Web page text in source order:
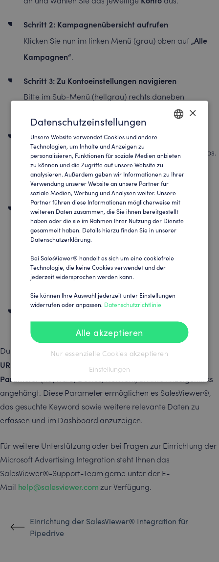
Schritt 2: Kampagnenübersicht aufrufen
Klicken Sie nun im linken Menü (grau) oben auf„Alle
Kampagnen“.
Schritt 3: Zu Kontoeinstellungen navigieren
Bitte im Sub-Menü (hellgrau) rechts daneben
Schritt 4: Tracking-Einstellungen bearbeiten
Es öffnen sich alle Einstellungen des jeweiligen Kontos.
In dieser Übersicht oben auf den Tab„Optionen auf
Kontoebene“klicken.
Schritt 5: Tracking-Vorlage hinterlegen
Bitte tragen Sie nun folgenden Paramater in das
Feld„Vorlage für die Nachverfolgung“
{lpurl}?keyword={Keyword}&device=
Schritt 6: Einstellungen speichern
Speichern Sie die Einstellungen.
Durch diese Tracking-Vorlage werden IhreAnzeigen-
URLs
nicht verändert. Es werden lediglich 3
Parameter
(Keyword, Device, Network) an Ihre Anzeigenlinks
angehängt. Diese Parameter ermöglichen es SalesViewer®,
das gesuchte Keyword sowie weitere relevante Daten zu
erfassen und im Dashboard anzuzeigen.
Für weitere Unterstützung oder bei Fragen zur Einrichtung der
Microsoft Advertising Integration steht Ihnen das
SalesViewer®-Support-Team gerne unter der E-
Mail help@salesviewer.comzur Verfügung.
Einrichtung der SalesViewer® Integration für
Pipedrive
GERMAN
×
Datenschutzeinstellungen
Unsere Website verwendet Cookies und andere
Technologien, um Inhalte und Anzeigen zu
personalisieren, Funktionen für soziale Medien anbieten
zu können und die Zugriffe auf unsere Website zu
analysieren. Außerdem geben wir Informationen zu Ihrer
Verwendung unserer Website an unsere Partner für
soziale Medien, Werbung und Analysen weiter. Unsere
Partner führen diese Informationen möglicherweise mit
weiteren Daten zusammen, die Sie ihnen bereitgestellt
haben oder die sie im Rahmen Ihrer Nutzung der Dienste
gesammelt haben. Details hierzu finden Sie in unserer
Datenschutzerklärung.
Bei SalesViewer® handelt es sich um eine cookiefreie
Technologie, die keine Cookies verwendet und der
jederzeit widersprochen werden kann.
Sie können Ihre Auswahl jederzeit unter Einstellungen
widerrufen oder anpassen. Datenschutzrichtlinie
Alle akzeptieren
Nur essenzielle Cookies akzeptieren
Einstellungen